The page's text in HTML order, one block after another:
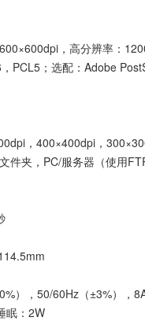
，高分辨率：
PCL5；选配：Adobe
，400×400dpi，
件夹，PC/服务器（使用
），50/60Hz（±3%），
眠：2W